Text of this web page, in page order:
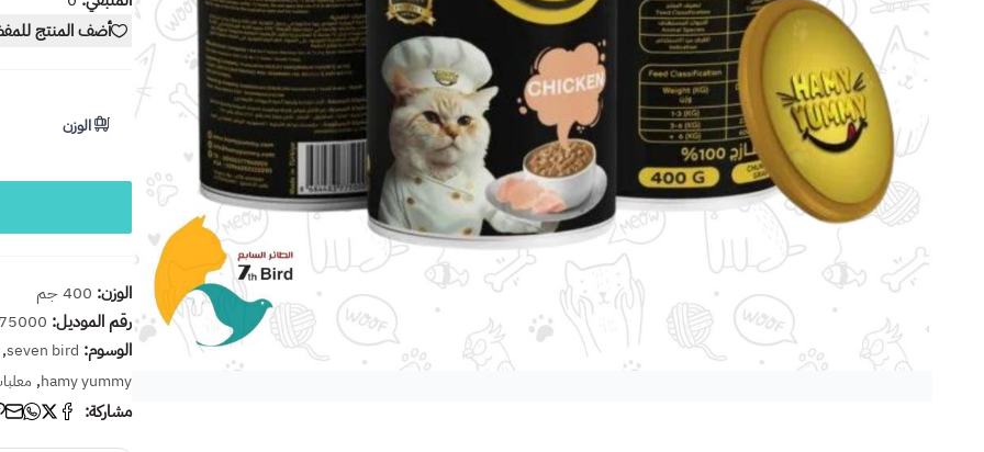
أضف المنتج
الوزن
الوزن: 400 جم
رقم الموديل:
الوسوم: seven bird
,
hamy yummy
,
مشاركة: